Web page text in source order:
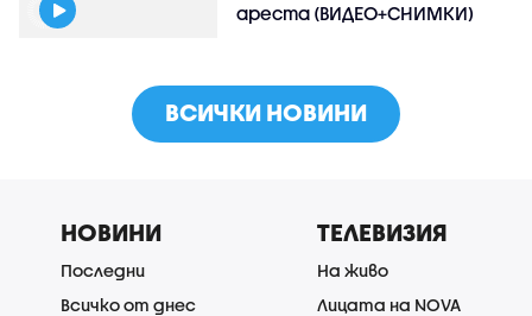
ареста (ВИДЕО+СНИМКИ)
ВСИЧКИ НОВИНИ
НОВИНИ
Последни
Всичко от днес
ТЕЛЕВИЗИЯ
На живо
Лицата на NOVA